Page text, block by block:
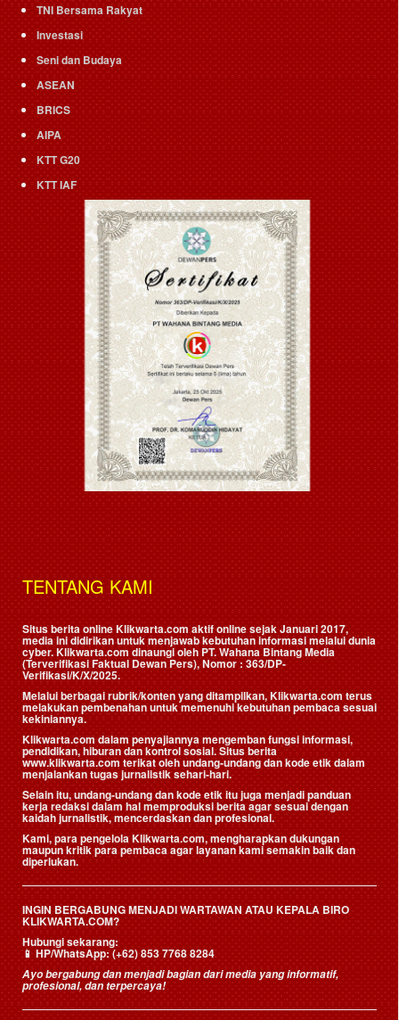
TNI Bersama Rakyat
Investasi
Seni dan Budaya
ASEAN
BRICS
AIPA
KTT G20
KTT IAF
TENTANG KAMI
Situs berita online Klikwarta.com aktif online sejak Januari 2017,
media ini didirikan untuk menjawab kebutuhan informasi melalui dunia
cyber. Klikwarta.com dinaungi oleh PT. Wahana Bintang Media
(Terverifikasi Faktual Dewan Pers), Nomor : 363/DP-
Verifikasi/K/X/2025.
Melalui berbagai rubrik/konten yang ditampilkan, Klikwarta.com terus
melakukan pembenahan untuk memenuhi kebutuhan pembaca sesuai
kekiniannya.
Klikwarta.com dalam penyajiannya mengemban fungsi informasi,
pendidikan, hiburan dan kontrol sosial. Situs berita
www.klikwarta.com terikat oleh undang-undang dan kode etik dalam
menjalankan tugas jurnalistik sehari-hari.
Selain itu, undang-undang dan kode etik itu juga menjadi panduan
kerja redaksi dalam hal memproduksi berita agar sesuai dengan
kaidah jurnalistik, mencerdaskan dan profesional.
Kami, para pengelola Klikwarta.com, mengharapkan dukungan
maupun kritik para pembaca agar layanan kami semakin baik dan
diperlukan.
INGIN BERGABUNG MENJADI WARTAWAN ATAU KEPALA BIRO
KLIKWARTA.COM?
Hubungi sekarang:
📱HP/WhatsApp:(+62) 853 7768 8284
Ayo bergabung dan menjadi bagian dari media yang informatif,
profesional, dan terpercaya!